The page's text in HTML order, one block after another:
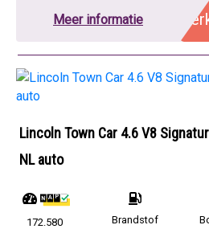
Meer informatie
Lincoln Town Car 4.6 V8
NL auto
172.580
Brandstof